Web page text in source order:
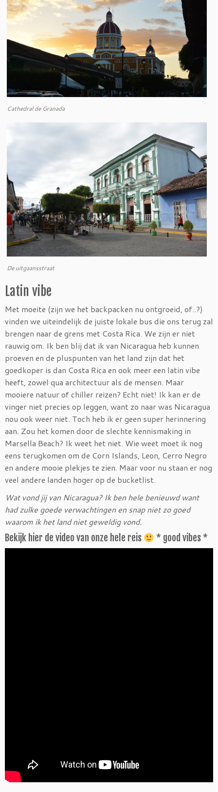
Cathedral de Granada
De uitgaansstraat
Latin vibe
Met moeite (zijn we het backpacken nu ontgroeid, of..?)
vinden we uiteindelijk de juiste lokale bus die ons terug zal
brengen naar de grens met Costa Rica. We zijn er niet
rauwig om. Ik ben blij dat ik van Nicaragua heb kunnen
proeven en de pluspunten van het land zijn dat het
goedkoper is dan Costa Rica en ook meer een latin vibe
heeft, zowel qua architectuur als de mensen. Maar
mooiere natuur of chiller reizen? Echt niet! Ik kan er de
vinger niet precies op leggen, want zo naar was Nicaragua
nou ook weer niet. Toch heb ik er geen super herinnering
aan. Zou het komen door de slechte kennismaking in
Marsella Beach? Ik weet het niet. Wie weet moet ik nog
eens terugkomen om de Corn Islands, Leon, Cerro Negro
en andere mooie plekjes te zien. Maar voor nu staan er nog
veel andere landen hoger op de bucketlist.
Wat vond jij van Nicaragua? Ik ben hele benieuwd want
had zulke goede verwachtingen en snap niet zo goed
waarom ik het land niet geweldig vond.
Bekijk hier de video van onze hele reis * good vibes *